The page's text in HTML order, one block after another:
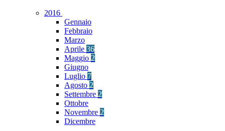
2016
Gennaio
Febbraio
Marzo
Aprile 36
Maggio 2
Giugno
Luglio 7
Agosto 2
Settembre 2
Ottobre
Novembre 2
Dicembre